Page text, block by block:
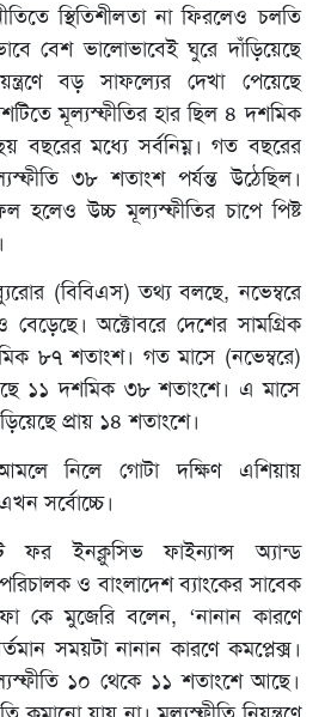
স্থিতিশীলতা না ফিরলেও চলতি
বেশ ভালোভাবেই ঘুরে দাঁড়িয়েছে
বড় সাফল্যের দেখা পেয়েছে
মূল্যস্ফীতির হার ছিল ৪ দশমিক
বছরের মধ্যে সর্বনিম্ন। গত বছরের
৩৮ শতাংশ পর্যন্ত উঠেছিল।
হলেও উচ্চ মূল্যস্ফীতির চাপে পিষ্ট
(বিবিএস) তথ্য বলছে, নভেম্বরে
অক্টোবরে দেশের সামগ্রিক
৮৭ শতাংশ। গত মাসে (নভেম্বরে)
১১ দশমিক ৩৮ শতাংশে। এ মাসে
প্রায় ১৪ শতাংশে।
নিলে গোটা দক্ষিণ এশিয়ায়
সর্বোচ্চে।
ফর ইনক্লুসিভ ফাইন্যান্স অ্যান্ড
ও বাংলাদেশ ব্যাংকের সাবেক
কে মুজেরি বলেন, ‘নানান কারণে
সময়টা নানান কারণে কমপ্লেক্স।
১০ থেকে ১১ শতাংশে আছে।